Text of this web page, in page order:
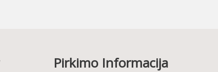
Pirkimo Informacija